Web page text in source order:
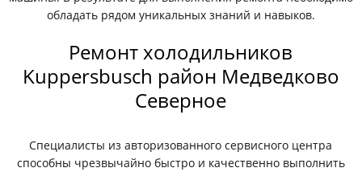
обладать рядом уникальных знаний и навыков.
Ремонт холодильников
Kuppersbusch район Медведково
Северное
Специалисты из авторизованного сервисного центра
способны чрезвычайно быстро и качественно выполнить